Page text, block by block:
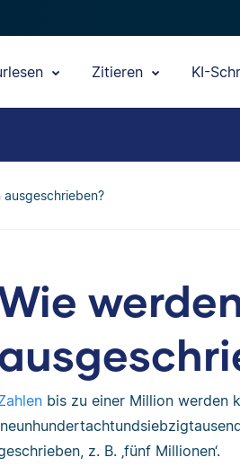
Zitieren KI-
ausgeschrieben?
bis zu einer Million werden
z. B. ‚fünf Millionen‘.